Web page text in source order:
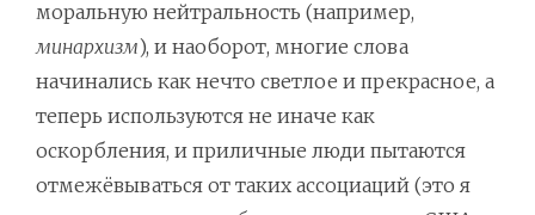
моральную нейтральность (например,
минархизм), и наоборот, многие слова
начинались как нечто светлое и прекрасное, а
теперь используются не иначе как
оскорбления, и приличные люди пытаются
отмежёвываться от таких ассоциаций (это я